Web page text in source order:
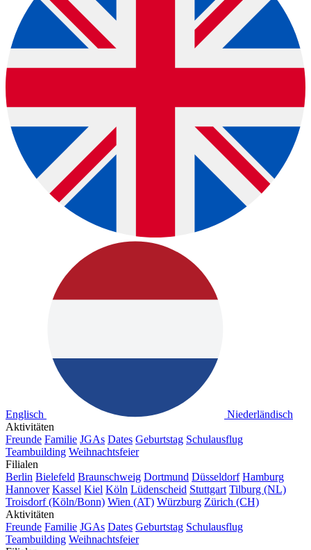
Englisch
Niederländisch
Aktivitäten
Freunde Familie JGAs Dates Geburtstag Schulausflug
Teambuilding Weihnachtsfeier
Filialen
Berlin Bielefeld Braunschweig Dortmund Düsseldorf Hamburg
Hannover Kassel Kiel Köln Lüdenscheid Stuttgart Tilburg (NL)
Troisdorf (Köln/Bonn) Wien (AT) Würzburg Zürich (CH)
Aktivitäten
Freunde Familie JGAs Dates Geburtstag Schulausflug
Teambuilding Weihnachtsfeier